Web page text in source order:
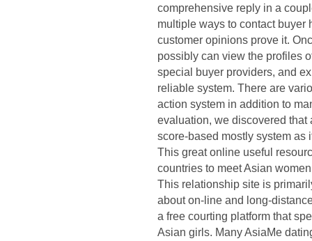
comprehensive reply in a
multiple ways to contact buyer
customer opinions prove it.
possibly can view the profiles
special buyer providers, and
reliable system. There are
action system in addition to
evaluation, we discovered
score-based mostly system as
This great online useful
countries to meet Asian
This relationship site is
about on-line and long-
a free courting platform that
Asian girls. Many AsiaMe